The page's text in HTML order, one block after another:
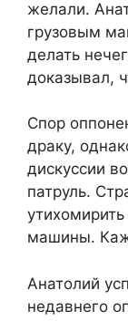
желали.
грузовым
делать
доказывал,
Спор
драку,
дискуссии
патруль.
машины.
Анатолий
недавнего